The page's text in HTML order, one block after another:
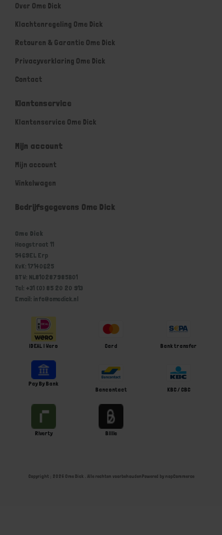
Over Ome Dick
Klachtenregeling Ome Dick
Retouren & Garantie Ome Dick
Privacyverklaring Ome Dick
Contact
Klantenservice
Klantenservice Ome Dick
Mijn account
Mijn account
Winkelwagen
Bedrijfsgegevens Ome Dick
Ome Dick
Hoogstraat 11
5469EL Erp
KvK: 17140625
BTW: NL810287985B01
Tel: +31 (0) 85 20 20 913
Email: info@omedick.nl
iDEAL | Wero Card Bank transfer
Pay By Bank
Bancontact
KBC / CBC
Riverty Billie
Copyright ; 2026 Ome Dick . Alle rechten voorbehoudenPowered by nopCommerce